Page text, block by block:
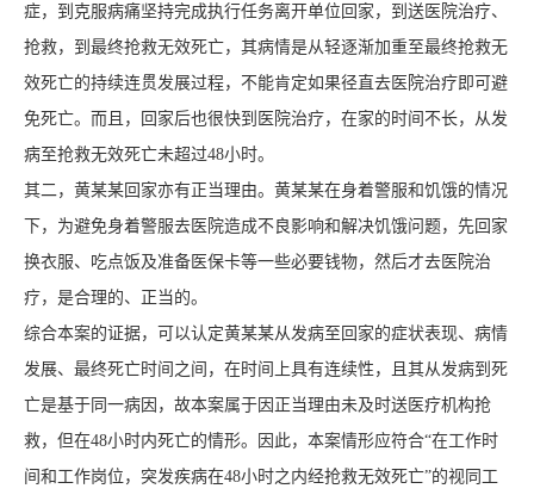
症，到克服病痛坚持完成执行任务离开单位回家，到送医院治疗、
抢救，到最终抢救无效死亡，其病情是从轻逐渐加重至最终抢救无
效死亡的持续连贯发展过程，不能肯定如果径直去医院治疗即可避
免死亡。而且，回家后也很快到医院治疗，在家的时间不长，从发
病至抢救无效死亡未超过48小时。
其二，黄某某回家亦有正当理由。黄某某在身着警服和饥饿的情况
下，为避免身着警服去医院造成不良影响和解决饥饿问题，先回家
换衣服、吃点饭及准备医保卡等一些必要钱物，然后才去医院治
疗，是合理的、正当的。
综合本案的证据，可以认定黄某某从发病至回家的症状表现、病情
发展、最终死亡时间之间，在时间上具有连续性，且其从发病到死
亡是基于同一病因，故本案属于因正当理由未及时送医疗机构抢
救，但在48小时内死亡的情形。因此，本案情形应符合“在工作时
间和工作岗位，突发疾病在48小时之内经抢救无效死亡”的视同工